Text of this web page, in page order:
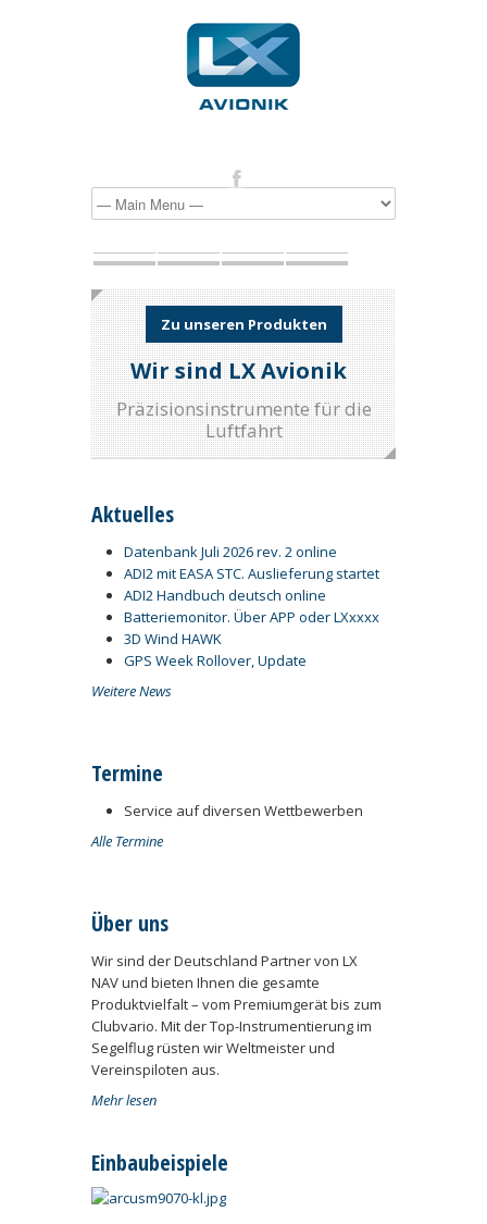
Zu unseren Produkten
Wir sind LX Avionik
Präzisionsinstrumente für die
Luftfahrt
Aktuelles
Datenbank Juli 2026 rev. 2 online
ADI2 mit EASA STC. Auslieferung startet
ADI2 Handbuch deutsch online
Batteriemonitor. Über APP oder LXxxxx
3D Wind HAWK
GPS Week Rollover, Update
Weitere News
Termine
Service auf diversen Wettbewerben
Alle Termine
Über uns
Wir sind der Deutschland Partner von LX
NAV und bieten Ihnen die gesamte
Produktvielfalt – vom Premiumgerät bis zum
Clubvario. Mit der Top-Instrumentierung im
Segelflug rüsten wir Weltmeister und
Vereinspiloten aus.
Mehr lesen
Einbaubeispiele